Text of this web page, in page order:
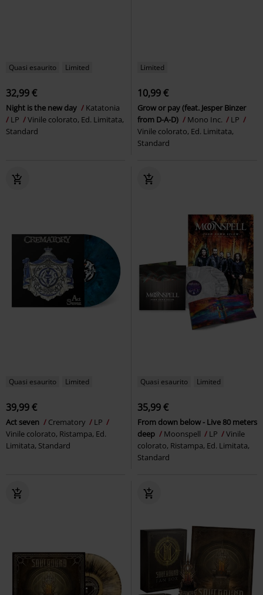
Quasi esaurito Limited
32,99 €
Night is the new day
Katatonia
LP
Vinile colorato, Ed. Limitata,
Standard
Limited
10,99 €
Grow or pay (feat. Jesper Binzer
from D-A-D)
Mono Inc.
LP
Vinile colorato, Ed. Limitata,
Standard
Quasi esaurito Limited
39,99 €
Act seven Crematory
LP
Vinile colorato, Ristampa, Ed.
Limitata, Standard
Quasi esaurito Limited
35,99 €
From down below - Live 80 meters
deep
Moonspell LP
Vinile
colorato, Ristampa, Ed. Limitata,
Standard